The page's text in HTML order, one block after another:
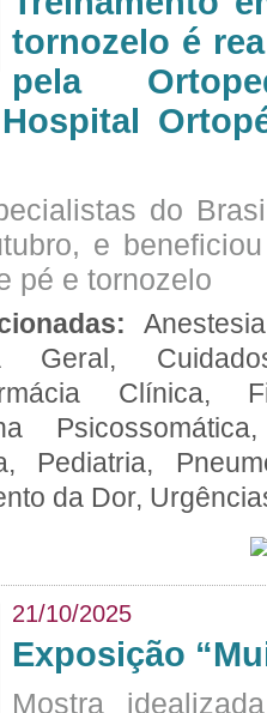
tornozelo é
pela
do
e
pé e tornozelo
Geral,
Clínica,
Pediatria,
da Dor,
21/10/2025
Exposição
Mostra